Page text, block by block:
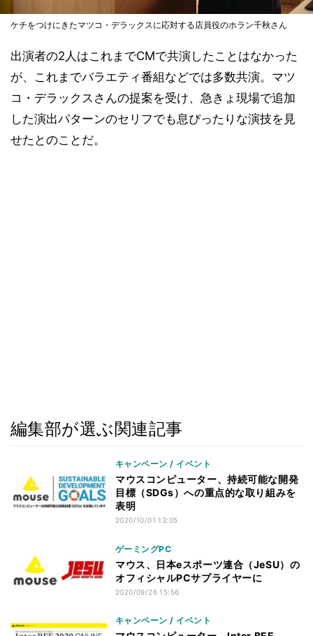
ケチをつけにきたマツコ・デラックスに応対する店員役のホラン千秋さん
出演者の2人はこれまでCMで共演したことはなかった
が、これまでバラエティ番組などでは多数共演。マツ
コ・デラックスさんの提案を受け、急きょ現場で追加
した演出パターンのセリフでも息ぴったりな演技を見
せたとのことだ。
編集部が選ぶ関連記事
キャンペーン / イベント
マウスコンピューター、持続可能な開発
目標（SDGs）への重点的な取り組みを
表明
2020/10/01 13:05
ゲーミングPC
マウス、日本eスポーツ連合（JeSU）の
オフィシャルPCサプライヤーに
2020/09/26 15:56
キャンペーン / イベント